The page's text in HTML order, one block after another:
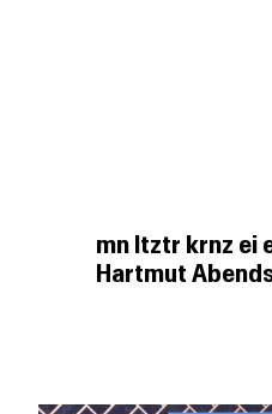
mn ltztr krnz ei
Hartmut